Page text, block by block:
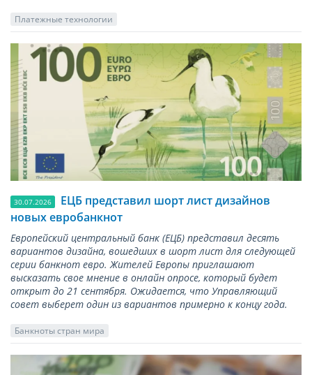
Платежные технологии
30.07.2026
ЕЦБ представил шорт лист дизайнов
новых евробанкнот
Европейский центральный банк (ЕЦБ) представил десять
вариантов дизайна, вошедших в шорт лист для следующей
серии банкнот евро. Жителей Европы приглашают
высказать свое мнение в онлайн опросе, который будет
открыт до 21 сентября. Ожидается, что Управляющий
совет выберет один из вариантов примерно к концу года.
Банкноты стран мира